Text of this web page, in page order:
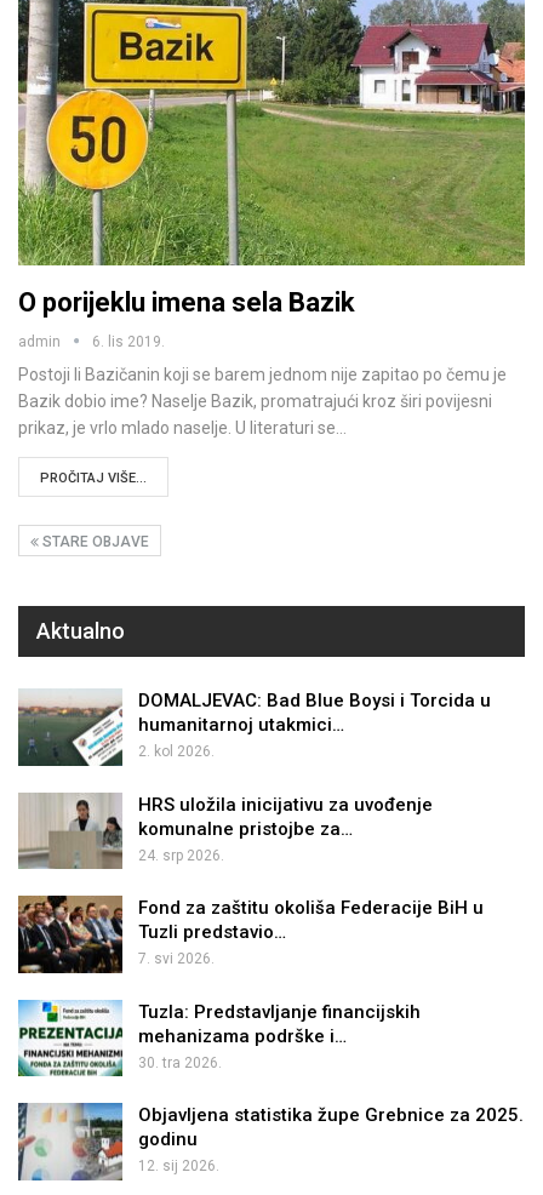
O porijeklu imena sela Bazik
admin 6. lis 2019.
Postoji li Bazičanin koji se barem jednom nije zapitao po čemu je
Bazik dobio ime? Naselje Bazik, promatrajući kroz širi povijesni
prikaz, je vrlo mlado naselje. U literaturi se…
PROČITAJ VIŠE...
STARE OBJAVE
Aktualno
DOMALJEVAC: Bad Blue Boysi i Torcida u
humanitarnoj utakmici…
2. kol 2026.
HRS uložila inicijativu za uvođenje
komunalne pristojbe za…
24. srp 2026.
Fond za zaštitu okoliša Federacije BiH u
Tuzli predstavio…
7. svi 2026.
Tuzla: Predstavljanje financijskih
mehanizama podrške i…
30. tra 2026.
Objavljena statistika župe Grebnice za 2025.
godinu
12. sij 2026.